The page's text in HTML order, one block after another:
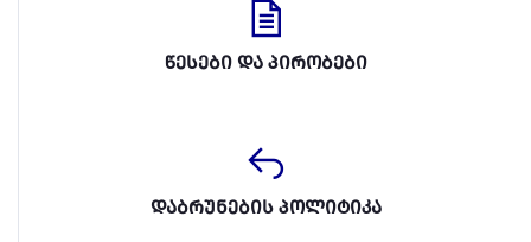
წესები და პირობები
დაბრუნების პოლიტიკა